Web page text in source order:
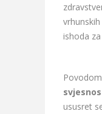
ishoda
Povodom
ususret